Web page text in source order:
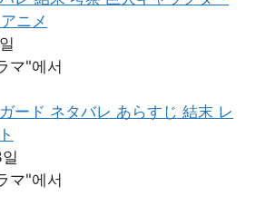
ニメ
マ"에서
ード ネタバレ あらすじ 結末 レ
マ"에서